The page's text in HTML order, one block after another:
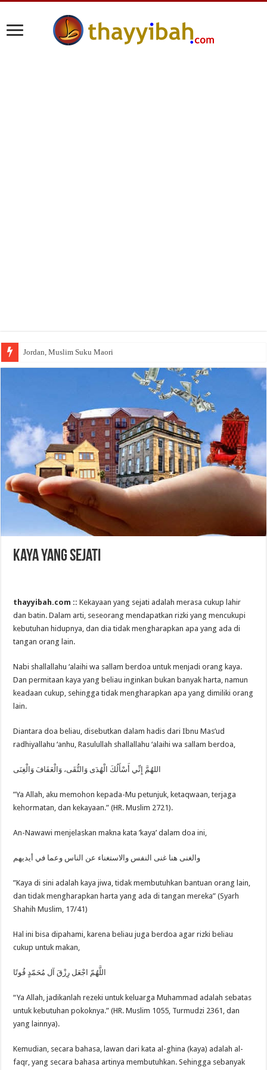
Jordan, Muslim Suku Maori
Kaya yang Sejati
thayyibah.com ::Kekayaan yang sejati adalah merasa cukup lahir
dan batin. Dalam arti, seseorang mendapatkan rizki yang mencukupi
kebutuhan hidupnya, dan dia tidak mengharapkan apa yang ada di
tangan orang lain.
Nabi shallallahu ‘alaihi wa sallam berdoa untuk menjadi orang kaya.
Dan permitaan kaya yang beliau inginkan bukan banyak harta, namun
keadaan cukup, sehingga tidak mengharapkan apa yang dimiliki orang
lain.
Diantara doa beliau, disebutkan dalam hadis dari Ibnu Mas’ud
radhiyallahu ‘anhu, Rasulullah shallallahu ‘alaihi wa sallam berdoa,
اللهُمَّ إِنِّي أَسْأَلُكَ الْهُدَى وَالتُّقَى، وَالْعَفَافَ وَالْغِنَى
”Ya Allah, aku memohon kepada-Mu petunjuk, ketaqwaan, terjaga
kehormatan, dan kekayaan.” (HR. Muslim 2721).
An-Nawawi menjelaskan makna kata ’kaya’ dalam doa ini,
والغنى هنا غنى النفس والاستغناء عن الناس وعما في أيديهم
”Kaya di sini adalah kaya jiwa, tidak membutuhkan bantuan orang lain,
dan tidak mengharapkan harta yang ada di tangan mereka” (Syarh
Shahih Muslim, 17/41)
Hal ini bisa dipahami, karena beliau juga berdoa agar rizki beliau
cukup untuk makan,
اللَّهُمّ اجْعَل رِزْقَ آل مُحَمّدٍ قُوتًا
“Ya Allah, jadikanlah rezeki untuk keluarga Muhammad adalah sebatas
untuk kebutuhan pokoknya.” (HR. Muslim 1055, Turmudzi 2361, dan
yang lainnya).
Kemudian, secara bahasa, lawan dari kata al-ghina (kaya) adalah al-
faqr, yang secara bahasa artinya membutuhkan. Sehingga sebanyak